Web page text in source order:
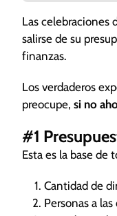
¿Cómo
comerciales
Use
regálele
Si tiene
Recuerde, si
Las celebraciones
salirse de su
finanzas.
Los verdaderos
preocupe, si no
#1
Esta es la base de
Cantidad de
Personas a